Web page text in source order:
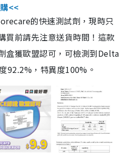
<<
的快速測試劑，現時只
買前請先注意送貨時間！這款
盒獲歐盟認可，可檢測到Delta
92.2%，特異度100%。